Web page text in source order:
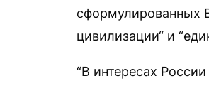
сформулированных
цивилизации“ и
“В интересах